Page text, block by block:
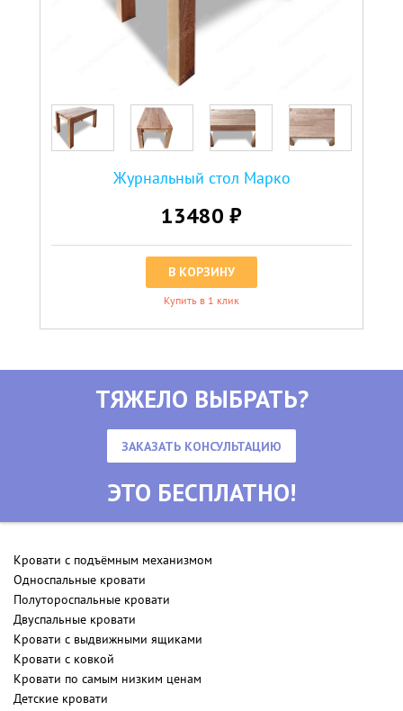
Журнальный стол Марко
13480 ₽
В КОРЗИНУ
Купить в 1 клик
ТЯЖЕЛО ВЫБРАТЬ?
ЗАКАЗАТЬ КОНСУЛЬТАЦИЮ
ЭТО БЕСПЛАТНО!
Кровати с подъёмным механизмом
Односпальные кровати
Полутороспальные кровати
Двуспальные кровати
Кровати с выдвижными ящиками
Кровати с ковкой
Кровати по самым низким ценам
Детские кровати